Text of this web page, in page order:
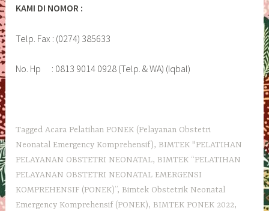
KAMI DI NOMOR :
Telp. Fax : (0274) 385633
No. Hp : 0813 9014 0928 (Telp. & WA) (Iqbal)
TaggedAcara Pelatihan PONEK (Pelayanan Obstetri
Neonatal Emergency Komprehensif), BIMTEK "PELATIHAN
PELAYANAN OBSTETRI NEONATAL, BIMTEK “PELATIHAN
PELAYANAN OBSTETRI NEONATAL EMERGENSI
KOMPREHENSIF (PONEK)”, Bimtek Obstetrik Neonatal
Emergency Komprehensif (PONEK), BIMTEK PONEK 2022,